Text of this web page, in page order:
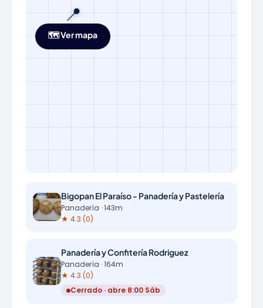
📍
🗺️ Ver mapa
Bigopan El Paraíso - Panadería y Pastelería
Panadería · 143m
★ 4.3 (0)
Panadería y Confitería Rodriguez
Panadería · 164m
★ 4.3 (0)
Cerrado · abre 8:00 Sáb